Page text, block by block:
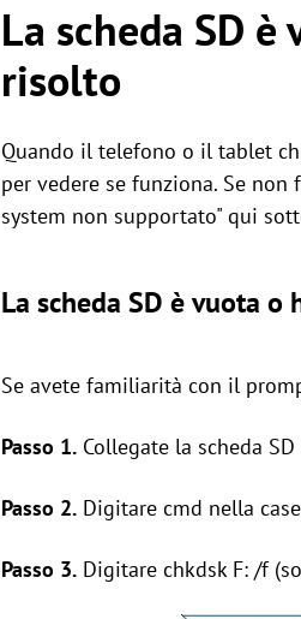
La scheda SD
risolto
Quando il telefono o il tablet
per vedere se funziona. Se
system non supportato" qui
La scheda SD è vuota
Se avete familiarità con il
Passo 1. Collegate la scheda
Passo 2. Digitare cmd nella
Passo 3. Digitare chkdsk F: /f